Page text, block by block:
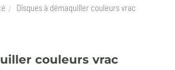
Disques à démaquiller couleurs vrac
couleurs vrac